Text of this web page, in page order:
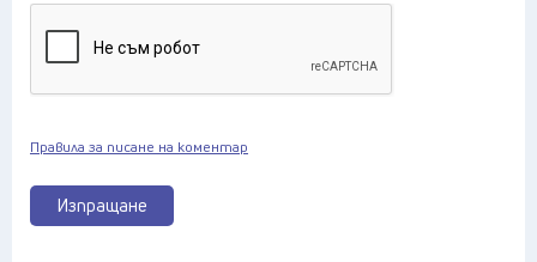
Изпращане
Правила за писане на коментар